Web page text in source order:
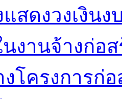
แสดงวงเงิน
งานจ้างก่อ
งโครงการก่